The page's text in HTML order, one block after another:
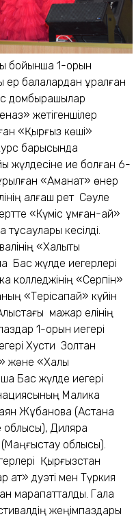
бойынша 1-орын
балалардан құралған
домбырашылар
жетігеншілер
«Қырғыз көші»
барысында
жүлдесіне ие болған 6-
«Аманат» өнер
алғаш рет Сәуле
«Күміс құмған-ай»
кесілді.
«Халықтық
Бас жүлде иегерлері
колледжінің «Серпін»
«Терісқақпай» күйін
мажар елінің
1-орын иегері
Хусти Золтан
және «Халық
Бас жүлде иегері
Малика
Жұбанова (Астана
облысы), Диляра
облысы).
Қырғызстан
ат» дуэті мен Түркия
марапатталды. Гала
жеңімпаздары